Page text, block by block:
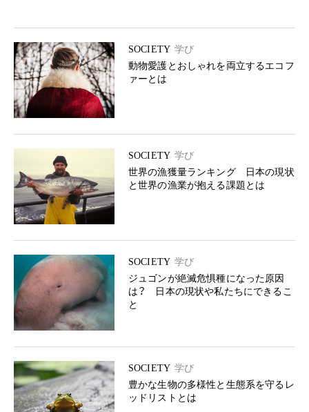
SOCIETY 学び
動物愛護とおしゃれを両立するエコフ
ァーとは
SOCIETY 学び
世界の漁獲量ランキング 日本の現状
と世界の漁業が抱える課題とは
SOCIETY 学び
ジュゴンが絶滅危惧種になった原因
は？ 日本の現状や私たちにできるこ
と
SOCIETY 学び
豊かな生物の多様性と生態系を守るレ
ッドリストとは